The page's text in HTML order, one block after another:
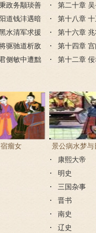
苍发
政务颙琰善
第二十章
庙
道钱沣遇暗
第十八章
温
水清军求援
第十六章
营
驱驰道析敌
第十四章
域
侧敏中遭黜
第十二章
瘤女
景公病水梦与
教占梦者以
康熙大帝
明史
三国杂事
晋书
南史
辽史